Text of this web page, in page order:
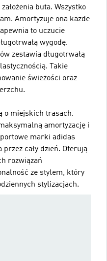
buta. Wszystko
Amortyzuje ona każde
to uczucie
wygodę.
zestawia długotrwałą
Takie
świeżości oraz
o miejskich trasach.
amortyzację i
marki adidas
cały dzień. Oferują
rozwiązań
ze stylem, który
stylizacjach.